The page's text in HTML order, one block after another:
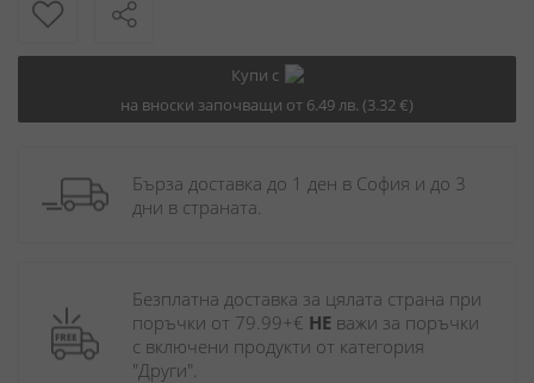
Купи с
на вноски започващи от 6.49 лв. (3.32 €)
Бърза доставка до 1 ден в София и до 3
дни в страната.
Безплатна доставка за цялата страна при
поръчки от 79.99+€ НЕ важи за поръчки
с включени продукти от категория
"Други".